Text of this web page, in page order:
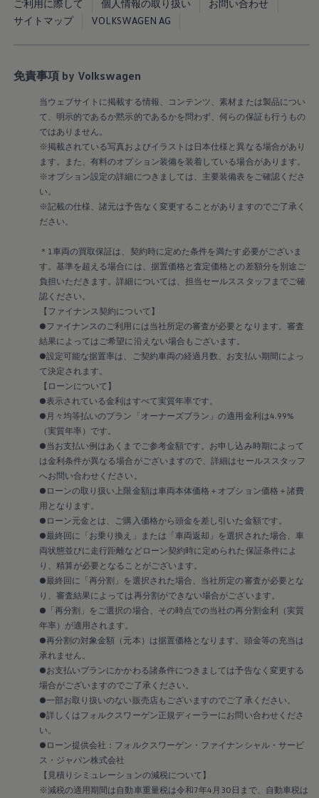
フォルクスワーゲン純正部品のメリット
点検と車検
路上故障に関するサポート
アクセサリー
Lifestyle & goods
Car Navigation System
Drive Recorder
お客様情報
リサイクルへの取組み
警告灯とインジケーターランプ
ユーザーガイド
安心プログラム
メンテナンスプログラム
延長保証ウォルフィサポート
タイヤパンク補償
認定中古車
“Certified Pre-Owned”の品質とは
延長保証サービスガイド
9つの約束
スマート買取
キャンペーン/ファイナンスプログラム
フォルクスワーゲンについて
企業情報
会社概要
会社概要EN
採用情報
正規ディーラー地域別採用情報
倫理・リスク管理・コンプライアンス
プレスリリース
2025
2024
2023
2022
2021
2020
2019
2018
2017
2016
2015
リコール関連情報
セーフティ マイスター
ご利用に際して 個人情報の取り扱い
お問い合わせ
サイトマップ
VOLKSWAGEN AG
免責事項 by Volkswagen
当ウェブサイトに掲載する情報、コンテンツ、素材または製品につい
て、明示的であるか黙示的であるかを問わず、何らの保証も行うもの
ではありません。
※掲載されている写真およびイラストは日本仕様と異なる場合があり
ます。また、有料のオプション装備を装着している場合があります。
※オプション設定の詳細につきましては、主要装備表をご確認くださ
い。
※記載の仕様、諸元は予告なく変更することがありますのでご了承く
ださい。
＊1車両の買取保証は、契約時に定めた条件を満たす必要がございま
す。基準を超える場合には、据置価格と査定価格との差額分を別途ご
負担いただきます。詳細については、担当セールススタッフまでご確
認ください。
【ファイナンス契約について】
●ファイナンスのご利用には当社所定の審査が必要となります。審査
結果によってはご希望に沿えない場合もございます。
●設定可能な据置率は、ご契約車両の経過月数、お支払い期間によっ
て決定されます。
【ローンについて】
●表示されている金利はすべて実質年率です。
●月々均等払いのプラン「オーナーズプラン」の適用金利は4.99%
（実質年率）です。
●当お支払い例はあくまでご参考金額です。お申し込み時期によって
は金利条件が異なる場合がございますので、詳細はセールススタッフ
へお問い合わせください。
●ローンの取り扱い上限金額は車両本体価格＋オプション価格＋諸費
用となります。
●ローン元金とは、ご購入価格から頭金を差し引いた金額です。
●最終回に「お乗り換え」または「車両返却」を選択された場合、車
両状態並びに走行距離などローン契約時に定められた保証条件によ
り、精算が必要となることがございます。
●最終回に「再分割」を選択された場合、当社所定の審査が必要とな
り、審査結果によっては再分割ができない場合がございます。
●「再分割」をご選択の場合、その時点での当社の再分割金利（実質
年率）が適用されます。
●再分割の対象金額（元本）は据置価格となります。頭金等の充当は
承れません。
●お支払いプランにかかわる諸条件につきましては予告なく変更する
場合がございますのでご了承ください。
●一部お取り扱いのない販売店もございますのでご了承ください。
●詳しくはフォルクスワーゲン正規ディーラーにお問い合わせくださ
い。
●ローン提供会社：フォルクスワーゲン・ファイナンシャル・サービ
ス・ジャパン株式会社
【見積りシミュレーションの減税について】
※減税の適用期間は自動車重量税は令和7年4月30日まで、自動車税は